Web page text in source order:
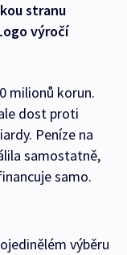
stranu
výročí
milionů korun.
dost proti
Peníze na
samostatně,
samo.
výběru